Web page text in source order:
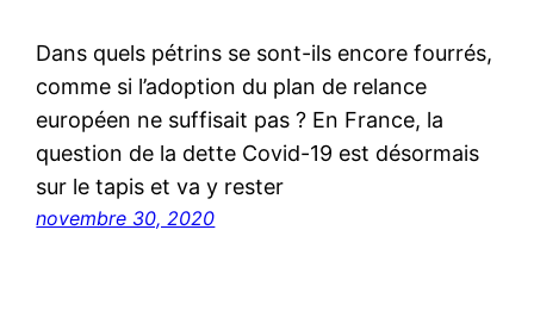
Dans quels pétrins se sont-ils encore fourrés,
comme si l’adoption du plan de relance
européen ne suffisait pas ? En France, la
question de la dette Covid-19 est désormais
sur le tapis et va y rester
novembre 30, 2020